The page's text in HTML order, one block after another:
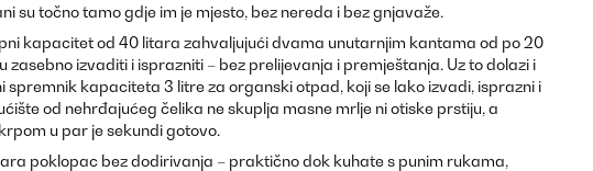
su točno tamo gdje im je mjesto, bez nereda i bez gnjavaže.
kapacitet od 40 litara zahvaljujući dvama unutarnjim kantama od po 20
zasebno izvaditi i isprazniti – bez prelijevanja i premještanja. Uz to dolazi i
spremnik kapaciteta 3 litre za organski otpad, koji se lako izvadi, isprazni i
od nehrđajućeg čelika ne skuplja masne mrlje ni otiske prstiju, a
u par je sekundi gotovo.
poklopac bez dodirivanja – praktično dok kuhate s punim rukama,